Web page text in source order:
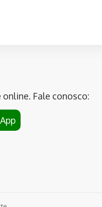
online. Fale conosco: